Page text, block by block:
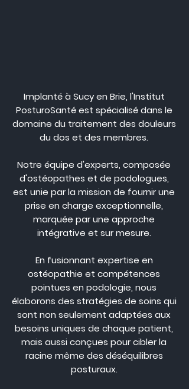
Implanté à Sucy en Brie, l'Institut
PosturoSanté est spécialisé dans le
domaine du traitement des douleurs
du dos et des membres.
Notre équipe d'experts, composée
d'ostéopathes et de podologues,
est unie par la mission de fournir une
prise en charge exceptionnelle,
marquée par une approche
intégrative et sur mesure.
En fusionnant expertise en
ostéopathie et compétences
pointues en podologie, nous
élaborons des stratégies de soins qui
sont non seulement adaptées aux
besoins uniques de chaque patient,
mais aussi conçues pour cibler la
racine même des déséquilibres
posturaux.